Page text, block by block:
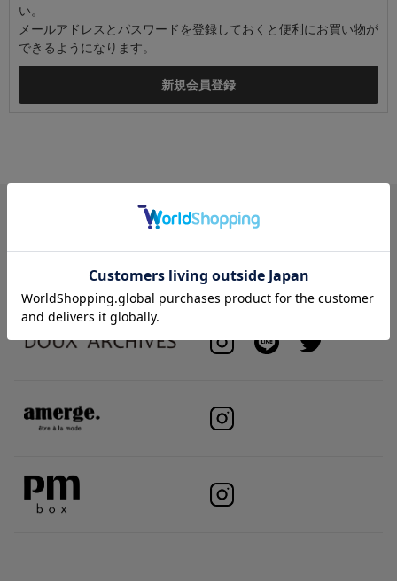
い。
メールアドレスとパスワードを登録しておくと便利にお買い物が
できるようになります。